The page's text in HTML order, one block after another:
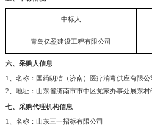
中标人
青岛亿盈建设工程有限公司
六、采购人信息
1、名称：国药朗洁（济南）医疗消毒供应有限公
2、地址：山东省济南市市中区党家办事处展东村
七、采购代理机构信息
1、名称：山东三一招标有限公司